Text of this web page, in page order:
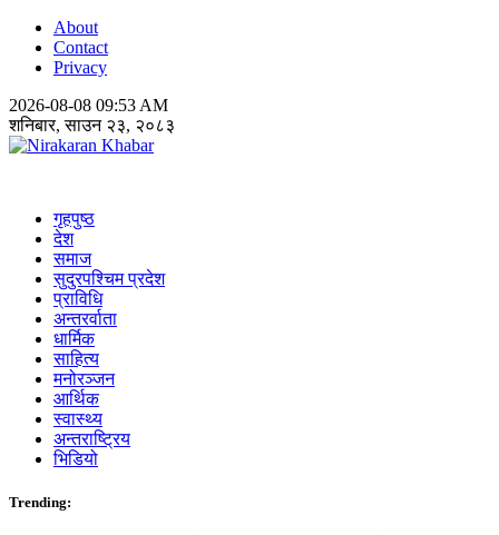
About
Contact
Privacy
2026-08-08 09:53 AM
शनिबार, साउन २३, २०८३
गृहपुष्ठ
देश
समाज
सुदुरपश्चिम प्रदेश
प्राविधि
अन्तरर्वाता
धार्मिक
साहित्य
मनोरञ्जन
आर्थिक
स्वास्थ्य
अन्तराष्ट्रिय
भिडियो
Trending: